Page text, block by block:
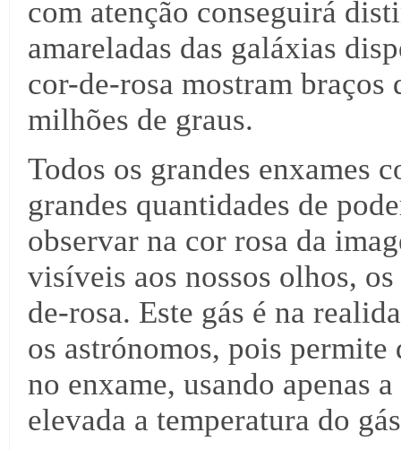
com atenção conseguirá
amareladas das galáxias
cor-de-rosa mostram braços
milhões de graus.
Todos os grandes enxames
grandes quantidades de
observar na cor rosa da
visíveis aos nossos olhos,
de-rosa. Este gás é na
os astrónomos, pois
no enxame, usando apenas
elevada a temperatura do